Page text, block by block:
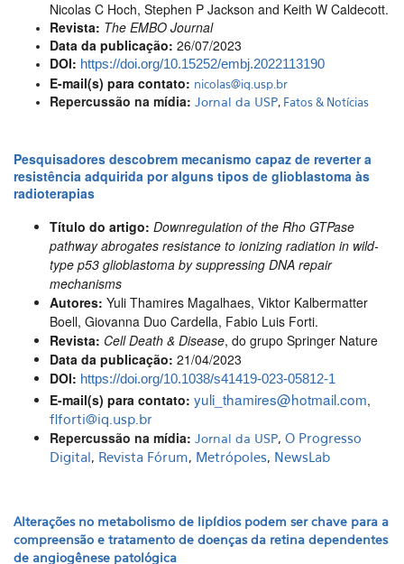
Nicolas C Hoch, Stephen P Jackson and Keith W Caldecott.
Revista: The EMBO Journal
Data da publicação: 26/07/2023
DOI: https://doi.org/10.15252/embj.2022113190
E-mail(s) para contato: nicolas@iq.usp.br
Repercussão na mídia: Jornal da USP, Fatos & Notícias
Pesquisadores descobrem mecanismo capaz de reverter a
resistência adquirida por alguns tipos de glioblastoma às
radioterapias
Título do artigo: Downregulation of the Rho GTPase
pathway abrogates resistance to ionizing radiation in wild-
type p53 glioblastoma by suppressing DNA repair
mechanisms
Autores: Yuli Thamires Magalhaes, Viktor Kalbermatter
Boell, Giovanna Duo Cardella, Fabio Luis Forti.
Revista: Cell Death & Disease, do grupo Springer Nature
Data da publicação: 21/04/2023
DOI: https://doi.org/10.1038/s41419-023-05812-1
E-mail(s) para contato: yuli_thamires@hotmail.com,
flforti@iq.usp.br
Repercussão na mídia: Jornal da USP, O Progresso
Digital, Revista Fórum, Metrópoles, NewsLab
Alterações no metabolismo de lipídios podem ser chave para a
compreensão e tratamento de doenças da retina dependentes
de angiogênese patológica